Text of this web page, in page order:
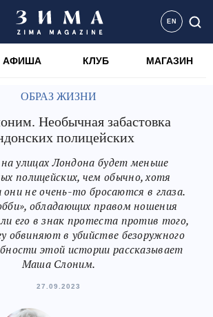
EN
АФИША КЛУБ МАГАЗИН
ОБРАЗ ЖИЗНИ
Необычная забастовка
полицейских
улицах Лондона будет меньше
полицейских, чем обычно, хотя
они не очень-то бросаются в глаза.
обладающих правом ношения
его в знак протеста против того,
обвиняют в убийстве безоружного
этой истории рассказывает
Маша Слоним.
27.09.2023